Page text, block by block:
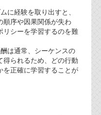
に経験を取り出すと、
順序や因果関係が失わ
リシーを学習するのを難
は通常、シーケンスの
られるため、どの行動
を正確に学習することが